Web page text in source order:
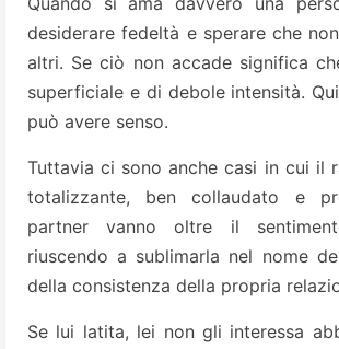
desiderare fedeltà e sperare che
altri. Se ciò non accade significa
superficiale e di debole intensità.
può avere senso.
Tuttavia ci sono anche casi in cui il
totalizzante, ben collaudato e
partner vanno oltre il
riuscendo a sublimarla nel nome
della consistenza della propria
Se lui latita, lei non gli interessa